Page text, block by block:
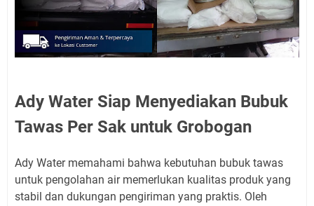
Ady Water Siap Menyediakan Bubuk
Tawas Per Sak untuk Grobogan
Ady Water memahami bahwa kebutuhan bubuk tawas
untuk pengolahan air memerlukan kualitas produk yang
stabil dan dukungan pengiriman yang praktis. Oleh